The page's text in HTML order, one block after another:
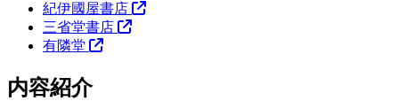
紀伊國屋書店
三省堂書店
有隣堂
内容紹介